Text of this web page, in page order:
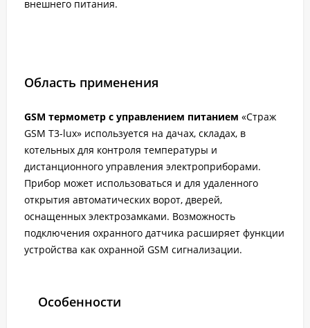
внешнего питания.
Область применения
GSM термометр с управлением питанием «Страж
GSM T3-lux» используется на дачах, складах, в
котельных для контроля температуры и
дистанционного управления электроприборами.
Прибор может использоваться и для удаленного
открытия автоматических ворот, дверей,
оснащенных электрозамками. Возможность
подключения охранного датчика расширяет функции
устройства как охранной GSM сигнализации.
Особенности